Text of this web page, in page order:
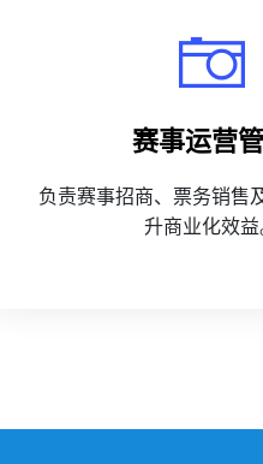
赛事运营
负责赛事招商、票务销售
升商业化效益